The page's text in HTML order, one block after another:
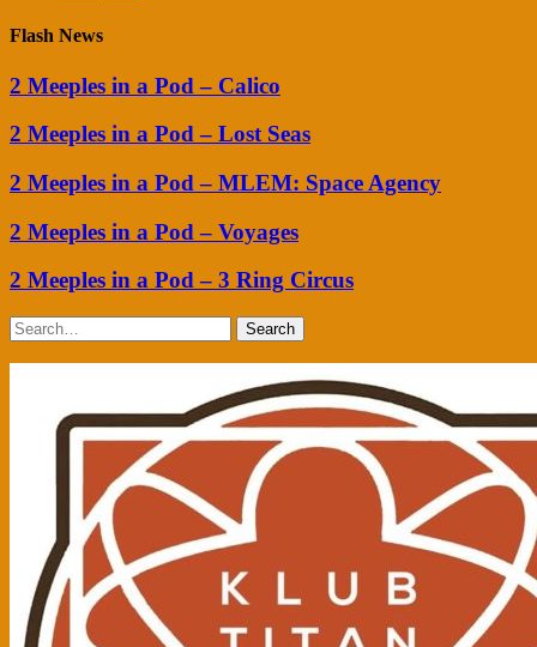
Flash News
2 Meeples in a Pod – Calico
2 Meeples in a Pod – Lost Seas
2 Meeples in a Pod – MLEM: Space Agency
2 Meeples in a Pod – Voyages
2 Meeples in a Pod – 3 Ring Circus
Search